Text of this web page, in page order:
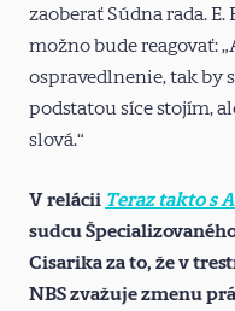
zaoberať Súdna rada.
možno bude reagovať:
ospravedlnenie, tak by
podstatou síce stojím,
slová.“
V relácii Teraz takto s
sudcu
Cisarika za to, že v
NBS zvažuje zmenu